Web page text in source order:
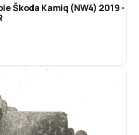
Škoda Kamiq (NW4) 2019 -